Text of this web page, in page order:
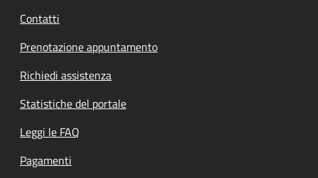
Contatti
Prenotazione appuntamento
Richiedi assistenza
Statistiche del portale
Leggi le FAQ
Pagamenti